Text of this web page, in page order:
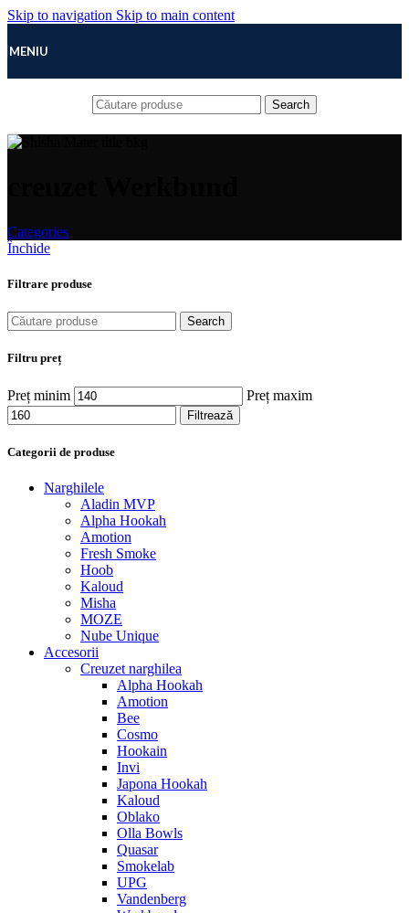
Skip to navigation Skip to main content
MENIU
Search
Categories
Închide
Filtrare produse
Search
Filtru preț
Preț minim Preț maxim
Filtrează
Categorii de produse
Narghilele
Aladin MVP
Alpha Hookah
Amotion
Fresh Smoke
Hoob
Kaloud
Misha
MOZE
Nube Unique
Accesorii
Creuzet narghilea
Alpha Hookah
Amotion
Bee
Cosmo
Hookain
Invi
Japona Hookah
Kaloud
Oblako
Olla Bowls
Quasar
Smokelab
UPG
Vandenberg